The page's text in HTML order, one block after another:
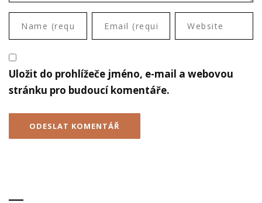
Uložit do prohlížeče jméno, e-mail a webovou
stránku pro budoucí komentáře.